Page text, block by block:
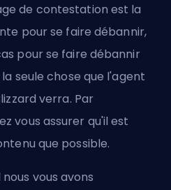
de contestation est la
pour se faire débannir,
pour se faire débannir
seule chose que l'agent
verra. Par
vous assurer qu'il est
que possible.
vous avons